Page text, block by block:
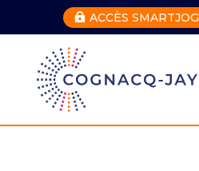
 ACCÈS SMARTJOG